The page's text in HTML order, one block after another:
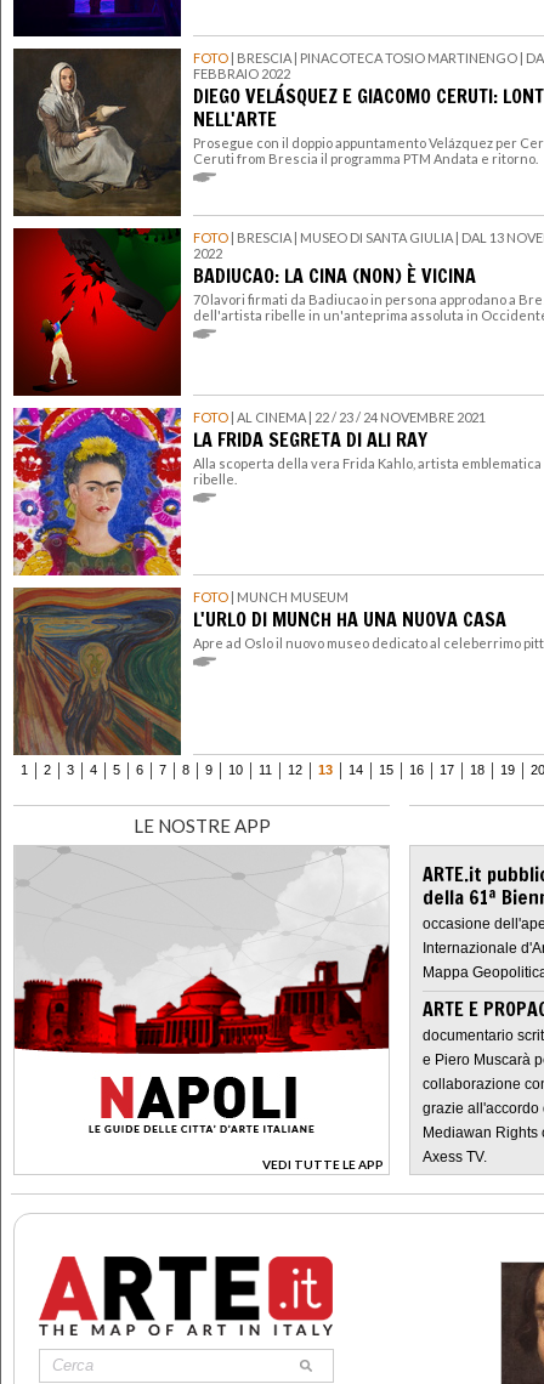
FOTO | BRESCIA | PINACOTECA TOSIO MARTINENGO |
FEBBRAIO 2022
DIEGO VELÁSQUEZ E GIACOMO CERUTI:
NELL'ARTE
Prosegue con il doppio appuntamento Velázquez per
Ceruti from Brescia il programma PTM Andata e ritorno.
FOTO | BRESCIA | MUSEO DI SANTA GIULIA | DAL 13
2022
BADIUCAO: LA CINA (NON) È VICINA
70 lavori firmati da Badiucao in persona approdano a
dell'artista ribelle in un'anteprima assoluta in
FOTO | AL CINEMA | 22 / 23 / 24 NOVEMBRE 2021
LA FRIDA SEGRETA DI ALI RAY
Alla scoperta della vera Frida Kahlo, artista
ribelle.
FOTO | MUNCH MUSEUM
L'URLO DI MUNCH HA UNA NUOVA CASA
Apre ad Oslo il nuovo museo dedicato al celeberrimo
1 2 3 4 5 6 7 8 9 10 11 12 13 14 15 16 17 18 19 20
LE NOSTRE APP
VEDI TUTTE LE APP
>
ARTE.it
della 61ª
occasione
Internazionale
Mappa
ARTE E
documentario
e Piero Muscarà
collaborazione
grazie all'accordo
Mediawan
Axess TV.